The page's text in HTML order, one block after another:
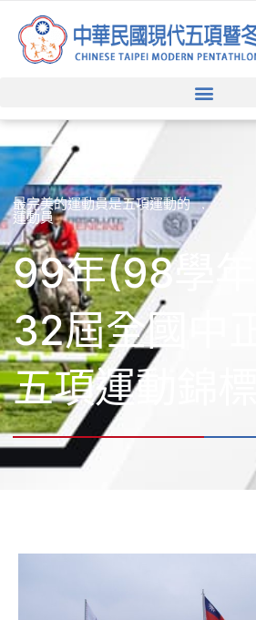
最完美的運動員是五項運動的
運動員
99年(98學年
32屆全國中
五項運動錦